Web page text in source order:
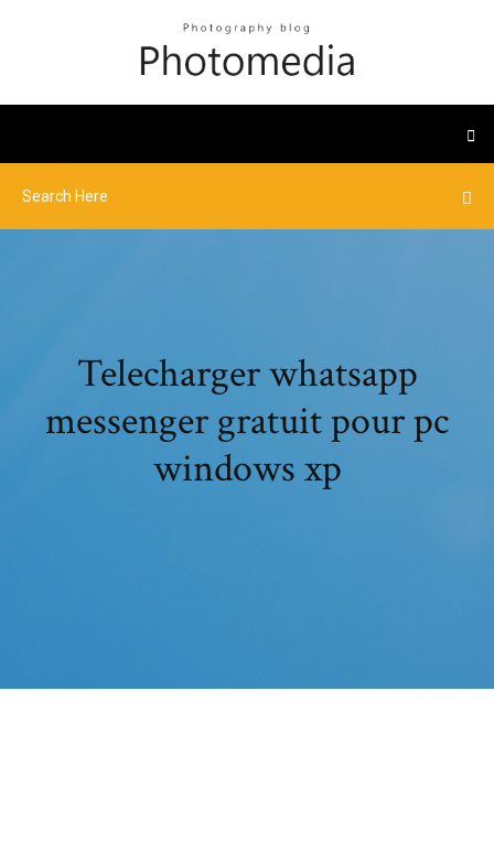
Telecharger whatsapp
messenger gratuit pour pc
windows xp